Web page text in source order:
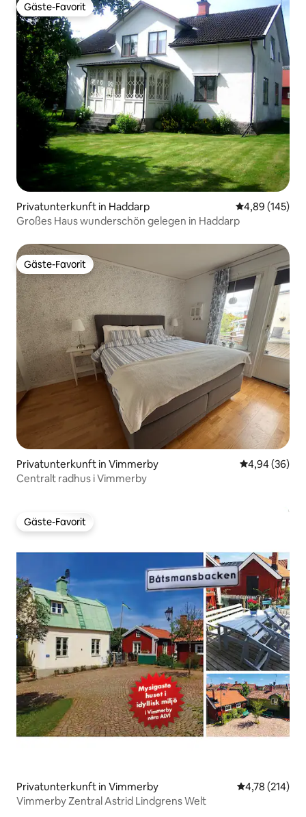
Gäste-Favorit
Gäste-Favorit
Privatunterkunft in Haddarp
4,89 (145)
Großes Haus wunderschön gelegen in Haddarp
Gäste-Favorit
Gäste-Favorit
Privatunterkunft in Vimmerby
4,94 (36)
Centralt radhus i Vimmerby
Gäste-Favorit
Gäste-Favorit
Privatunterkunft in Vimmerby
4,78 (214)
Vimmerby Zentral Astrid Lindgrens Welt